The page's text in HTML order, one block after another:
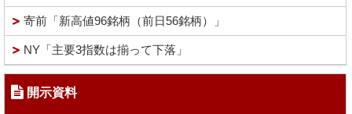
寄前「新高値96銘柄（前日56銘柄）」
NY「主要3指数は揃って下落」
開示資料